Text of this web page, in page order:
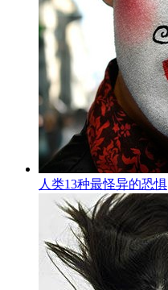
人类13种最怪异的恐惧